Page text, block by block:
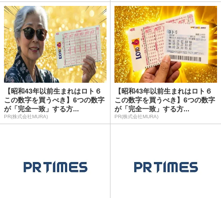
【昭和43年以前生まれはロト６
この数字を買うべき】6つの数字
が「完全一致」する方...
PR(株式会社MURA)
【昭和43年以前生まれはロト６
この数字を買うべき】6つの数字
が「完全一致」する方...
PR(株式会社MURA)